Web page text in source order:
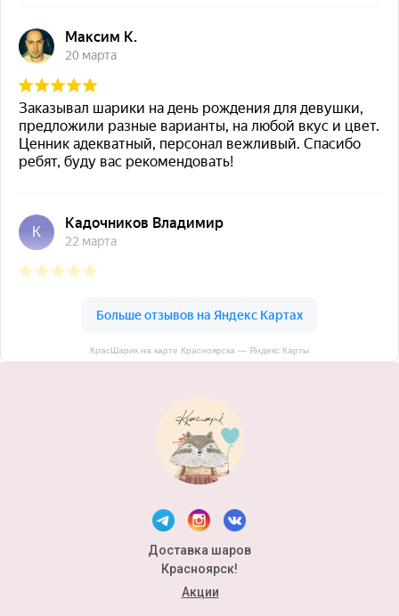
КрасШарик на карте Красноярска — Яндекс Карты
Доставка шаров
Красноярск!
Акции